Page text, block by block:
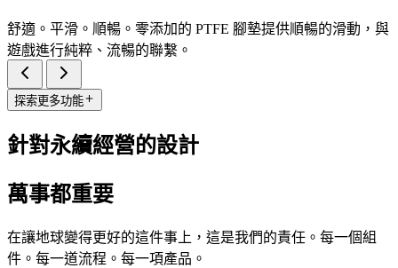
舒適。平滑。順暢。零添加的 PTFE 腳墊提供順暢的滑動，與
遊戲進行純粹、流暢的聯繫。
探索更多功能
針對永續經營的設計
萬事都重要
在讓地球變得更好的這件事上，這是我們的責任。每一個組
件。每一道流程。每一項產品。